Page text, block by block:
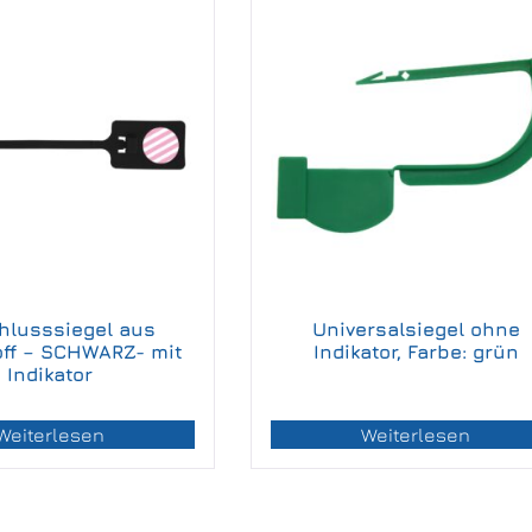
aus
– SCHWARZ- mit
Indikator
Universalsiegel ohne
Indikator, Farbe: grün
Weiterlesen